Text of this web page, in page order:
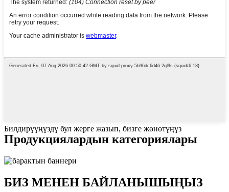
Билдирүүңүздү бул жерге жазып, бизге жөнөтүңүз
Продукциялардын категориялары
БИЗ МЕНЕН БАЙЛАНЫШЫҢЫЗ